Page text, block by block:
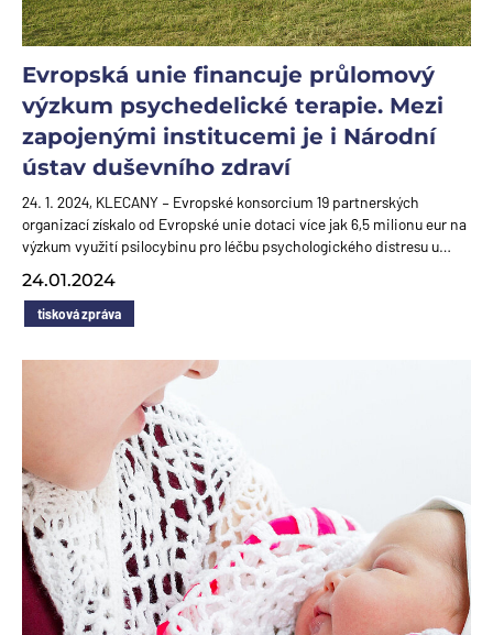
Evropská unie financuje průlomový
výzkum psychedelické terapie. Mezi
zapojenými institucemi je i Národní
ústav duševního zdraví
24. 1. 2024, KLECANY – Evropské konsorcium 19 partnerských
organizací získalo od Evropské unie dotaci více jak 6,5 milionu eur na
výzkum využití psilocybinu pro léčbu psychologického distresu u…
24.01.2024
tisková zpráva